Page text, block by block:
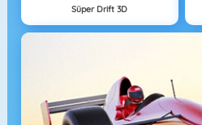
Süper Drift 3D